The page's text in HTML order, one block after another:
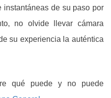
instantáneas de su paso por
no olvide llevar cámara
su experiencia la auténtica
qué puede y no puede